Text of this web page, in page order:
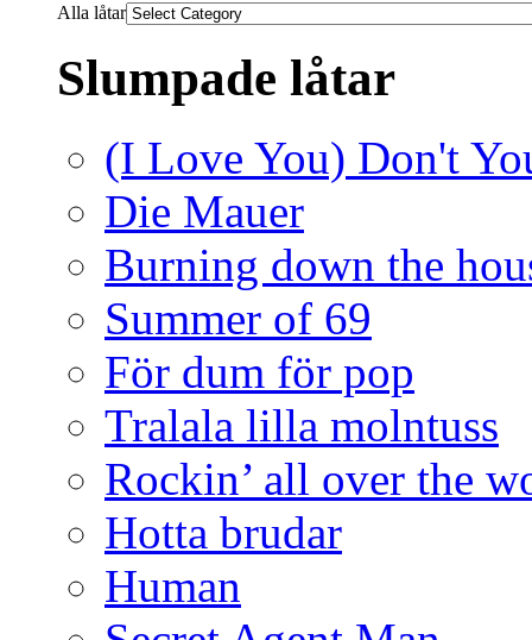
Alla låtar
Slumpade låtar
(I Love You) Don't
Die Mauer
Burning down the
Summer of 69
För dum för pop
Tralala lilla molntuss
Rockin’ all over the
Hotta brudar
Human